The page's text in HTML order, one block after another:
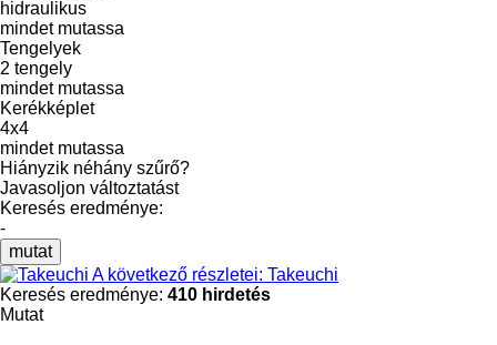
hidraulikus
mindet mutassa
Tengelyek
2 tengely
mindet mutassa
Kerékképlet
4x4
mindet mutassa
Hiányzik néhány szűrő?
Javasoljon változtatást
Keresés eredménye:
-
mutat
A következő részletei: Takeuchi
Keresés eredménye: 410 hirdetés
Mutat